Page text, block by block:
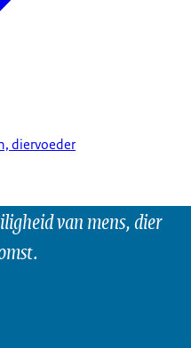
diervoeder
van mens, dier